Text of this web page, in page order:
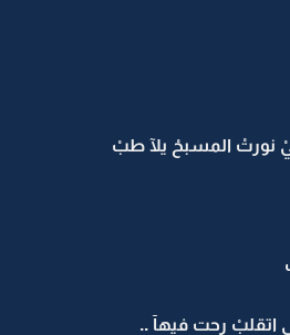
المسبحْ يلآ طبْ
اتقلبْ رحت فيهآ ..